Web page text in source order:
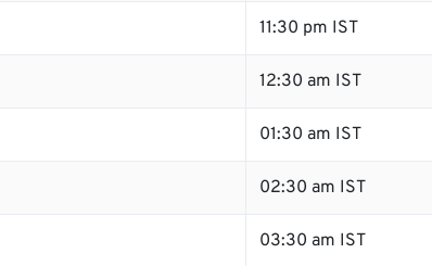
11:30 pm IST
12:30 am IST
01:30 am IST
02:30 am IST
03:30 am IST